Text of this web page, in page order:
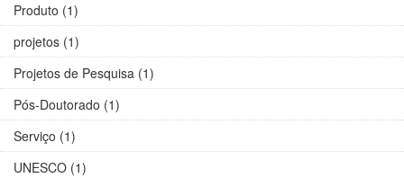
Produto (1)
projetos (1)
Projetos de Pesquisa (1)
Pós-Doutorado (1)
Serviço (1)
UNESCO (1)